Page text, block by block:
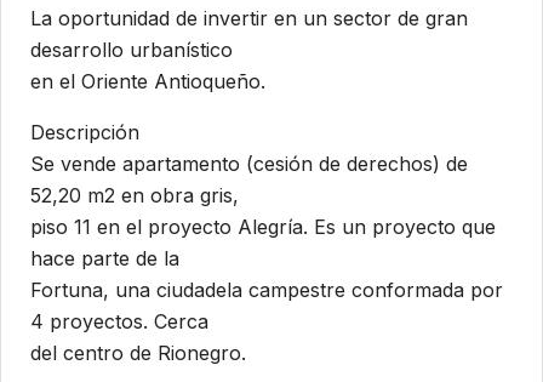
La oportunidad de invertir en un sector de gran
desarrollo urbanístico
en el Oriente Antioqueño.
Descripción
Se vende apartamento (cesión de derechos) de
52,20 m2 en obra gris,
piso 11 en el proyecto Alegría. Es un proyecto que
hace parte de la
Fortuna, una ciudadela campestre conformada por
4 proyectos. Cerca
del centro de Rionegro.